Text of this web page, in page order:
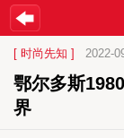
[ 时尚先知 ] 2022-
鄂尔多斯
界